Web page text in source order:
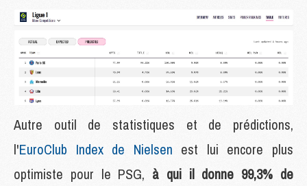
Autre outil de statistiques et de prédictions,
l'EuroClub Index de Nielsen est lui encore plus
optimiste pour le PSG, à qui il donne 99,3% de